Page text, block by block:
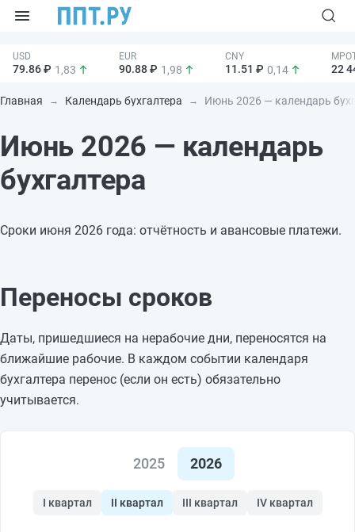
79.86 ₽ 1,83 90.88 ₽ 1,98 11.51 ₽ 0,14 22
Главная Календарь бухгалтера Июнь 2026 — календарь
Июнь 2026 — календарь
бухгалтера
Сроки июня 2026 года: отчётность и авансовые платежи.
Переносы сроков
Даты, пришедшиеся на нерабочие дни, переносятся на
ближайшие рабочие. В каждом событии календаря
бухгалтера перенос (если он есть) обязательно
учитывается.
2025 2026
I квартал II квартал III квартал IV квартал